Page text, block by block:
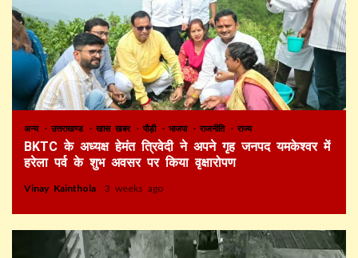
अन्य उत्तराखण्ड खास खबर पौड़ी भाजपा राजनीति राज्य
BKTC के अध्यक्ष हेमंत त्रिवेदी ने अपने गृह जनपद यमकेश्वर में
हरेला पर्व के शुभ अवसर पर किया वृक्षारोपण
Vinay Kainthola 3 weeks ago